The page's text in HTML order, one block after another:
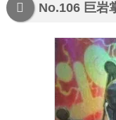
No.106 巨岩